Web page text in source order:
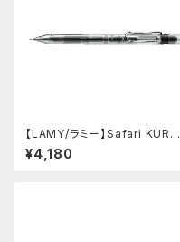
【LAMY/ラミー】Safari KURU
TOGA inside シャープペンシ
ル (ビスタ)
¥4,180